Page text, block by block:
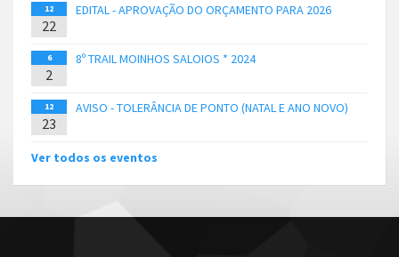
12
22
EDITAL - APROVAÇÃO DO ORÇAMENTO PARA 2026
6
2
8º TRAIL MOINHOS SALOIOS * 2024
12
23
AVISO - TOLERÂNCIA DE PONTO (NATAL E ANO NOVO)
Ver todos os eventos